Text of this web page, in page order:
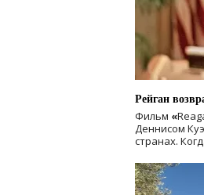
Рейган
Фильм «
Деннисом
странах.